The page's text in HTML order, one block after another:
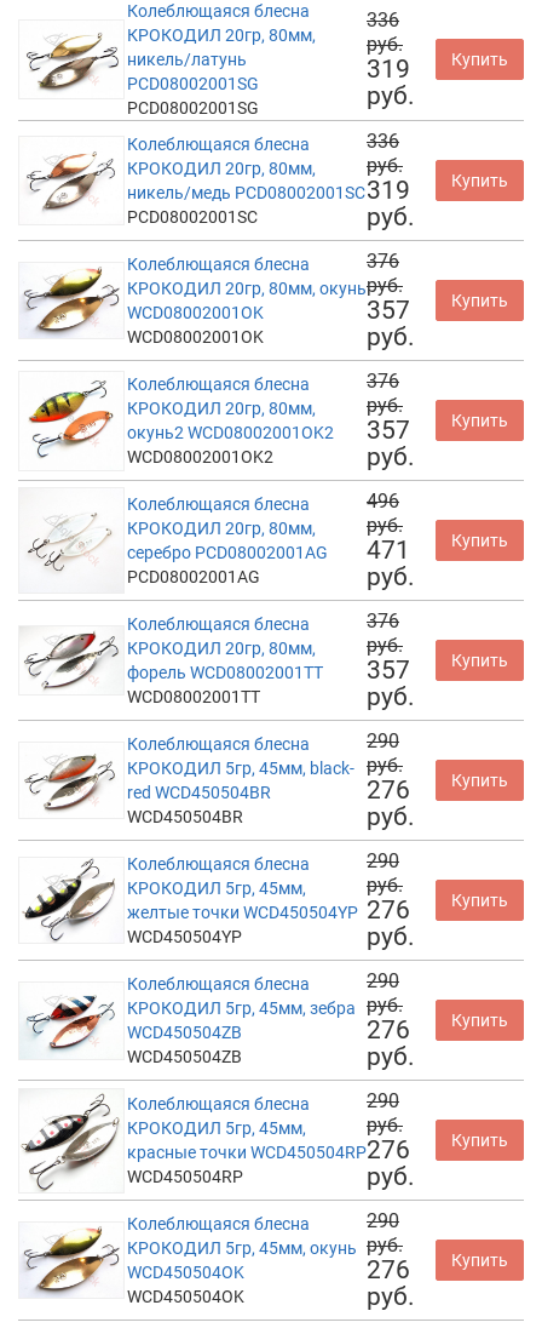
Колеблющаяся блесна
КРОКОДИЛ 20гр, 80мм,
никель/латунь
PCD08002001SG
PCD08002001SG
336
руб.
319
руб.
Купить
Колеблющаяся блесна
КРОКОДИЛ 20гр, 80мм,
никель/медь PCD08002001SC
PCD08002001SC
336
руб.
319
руб.
Купить
Колеблющаяся блесна
КРОКОДИЛ 20гр, 80мм, окунь
WCD08002001OK
WCD08002001OK
376
руб.
357
руб.
Купить
Колеблющаяся блесна
КРОКОДИЛ 20гр, 80мм,
окунь2 WCD08002001OK2
WCD08002001OK2
376
руб.
357
руб.
Купить
Колеблющаяся блесна
КРОКОДИЛ 20гр, 80мм,
серебро PCD08002001AG
PCD08002001AG
496
руб.
471
руб.
Купить
Колеблющаяся блесна
КРОКОДИЛ 20гр, 80мм,
форель WCD08002001TT
WCD08002001TT
376
руб.
357
руб.
Купить
Колеблющаяся блесна
КРОКОДИЛ 5гр, 45мм, black-
red WCD450504BR
WCD450504BR
290
руб.
276
руб.
Купить
Колеблющаяся блесна
КРОКОДИЛ 5гр, 45мм,
желтые точки WCD450504YP
WCD450504YP
290
руб.
276
руб.
Купить
Колеблющаяся блесна
КРОКОДИЛ 5гр, 45мм, зебра
WCD450504ZB
WCD450504ZB
290
руб.
276
руб.
Купить
Колеблющаяся блесна
КРОКОДИЛ 5гр, 45мм,
красные точки WCD450504RP
WCD450504RP
290
руб.
276
руб.
Купить
Колеблющаяся блесна
КРОКОДИЛ 5гр, 45мм, окунь
WCD450504OK
WCD450504OK
290
руб.
276
руб.
Купить